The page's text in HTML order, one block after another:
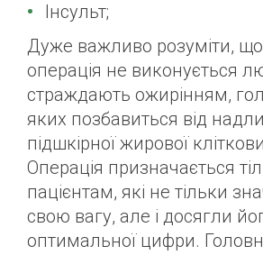
Інсульт;
Дуже важливо розуміти,
операція не виконується
страждають ожирінням,
яких позбавиться від
підшкірної жирової
Операція призначається
пацієнтам, які не тільки
свою вагу, але і досягли
оптимальної цифри.